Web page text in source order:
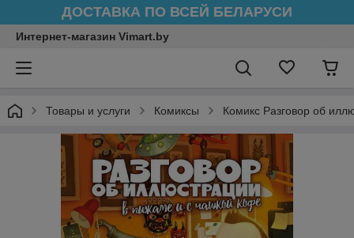
ДОСТАВКА ПО ВСЕЙ БЕЛАРУСИ
Интернет-магазин Vimart.by
Товары и услуги Комиксы Комикс Разговор об